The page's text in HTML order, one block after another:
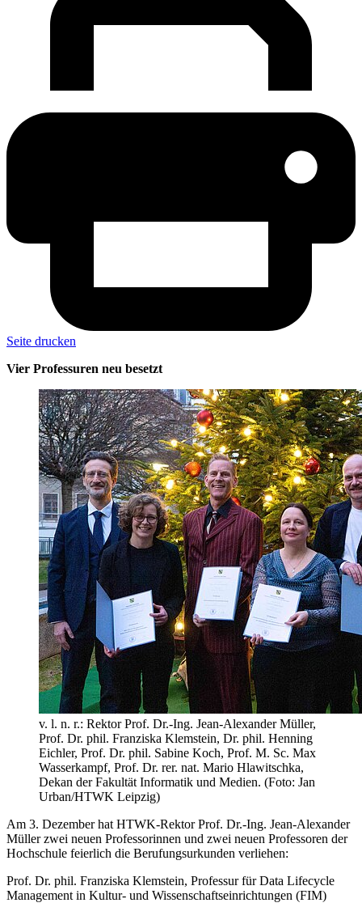
Seite drucken
Vier Professuren neu besetzt
v. l. n. r.: Rektor Prof. Dr.-Ing. Jean-Alexander Müller,
Prof. Dr. phil. Franziska Klemstein, Dr. phil. Henning
Eichler, Prof. Dr. phil. Sabine Koch, Prof. M. Sc. Max
Wasserkampf, Prof. Dr. rer. nat. Mario Hlawitschka,
Dekan der Fakultät Informatik und Medien. (Foto: Jan
Urban/HTWK Leipzig)
Am 3. Dezember hat HTWK-Rektor Prof. Dr.-Ing. Jean-Alexander
Müller zwei neuen Professorinnen und zwei neuen Professoren der
Hochschule feierlich die Berufungsurkunden verliehen:
Prof. Dr. phil. Franziska Klemstein, Professur für Data Lifecycle
Management in Kultur- und Wissenschaftseinrichtungen (FIM)